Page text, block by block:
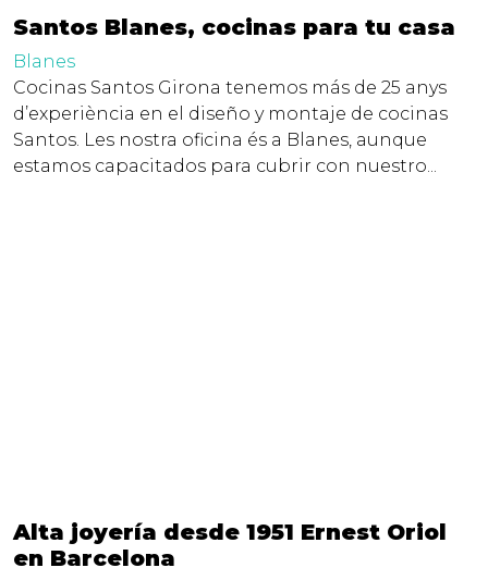
Santos Blanes, cocinas para tu casa
Blanes
Cocinas Santos Girona tenemos más de 25 anys
d’experiència en el diseño y montaje de cocinas
Santos. Les nostra oficina és a Blanes, aunque
estamos capacitados para cubrir con nuestro...
Alta joyería desde 1951 Ernest Oriol
en Barcelona